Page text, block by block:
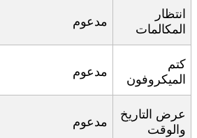
انتظار
المكالمات
مدعوم
كتم
الميكروفون
مدعوم
عرض التاريخ
والوقت
مدعوم